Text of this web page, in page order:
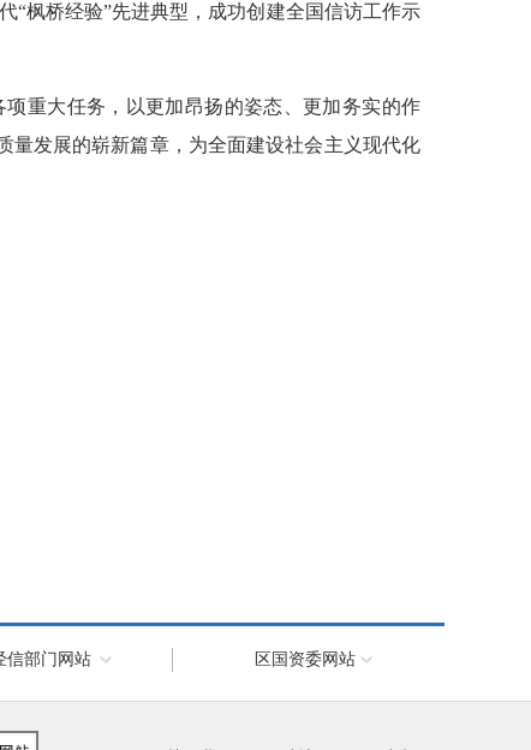
“枫桥经验”先进典型，成功创建全国信访工作示
重大任务，以更加昂扬的姿态、更加务实的作
量发展的崭新篇章，为全面建设社会主义现代化
信部门网站 区国资委网站